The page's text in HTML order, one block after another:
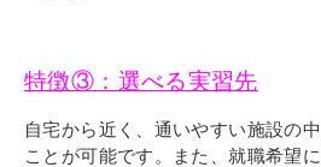
特徴③：選べる実習先
自宅から近く、通いやすい施設の
ことが可能です。また、就職希望